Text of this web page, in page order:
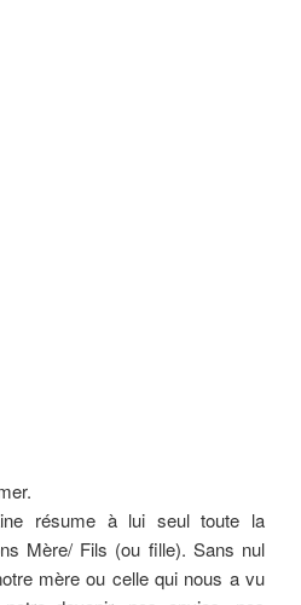
résume à lui seul toute la
Mère/ Fils (ou fille). Sans nul
mère ou celle qui nous a vu